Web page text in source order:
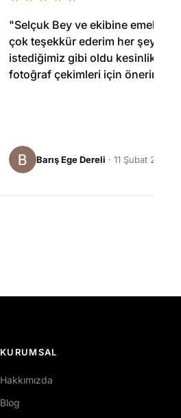
"Selçuk Bey ve ekibine emekleri
çok teşekkür ederim her şey
istediğimiz gibi oldu kesinlikle
fotoğraf çekimleri için öneririm"
Barış Ege Dereli · 11 Şubat 2026
KURUMSAL
Hakkımızda
Blog